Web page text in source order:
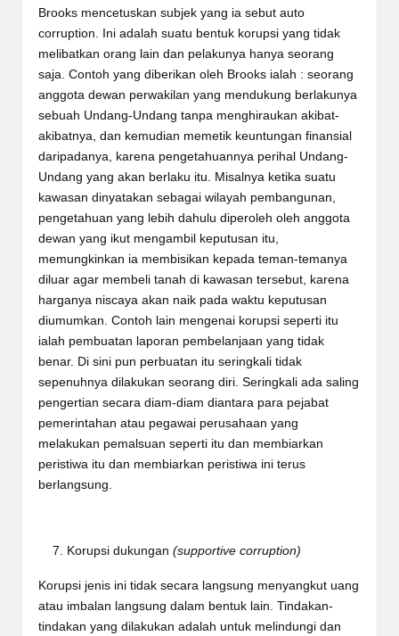
Brooks mencetuskan subjek yang ia sebut auto
corruption. Ini adalah suatu bentuk korupsi yang tidak
melibatkan orang lain dan pelakunya hanya seorang
saja. Contoh yang diberikan oleh Brooks ialah : seorang
anggota dewan perwakilan yang mendukung berlakunya
sebuah Undang-Undang tanpa menghiraukan akibat-
akibatnya, dan kemudian memetik keuntungan finansial
daripadanya, karena pengetahuannya perihal Undang-
Undang yang akan berlaku itu. Misalnya ketika suatu
kawasan dinyatakan sebagai wilayah pembangunan,
pengetahuan yang lebih dahulu diperoleh oleh anggota
dewan yang ikut mengambil keputusan itu,
memungkinkan ia membisikan kepada teman-temanya
diluar agar membeli tanah di kawasan tersebut, karena
harganya niscaya akan naik pada waktu keputusan
diumumkan. Contoh lain mengenai korupsi seperti itu
ialah pembuatan laporan pembelanjaan yang tidak
benar. Di sini pun perbuatan itu seringkali tidak
sepenuhnya dilakukan seorang diri. Seringkali ada saling
pengertian secara diam-diam diantara para pejabat
pemerintahan atau pegawai perusahaan yang
melakukan pemalsuan seperti itu dan membiarkan
peristiwa itu dan membiarkan peristiwa ini terus
berlangsung.
Korupsi dukungan (supportive corruption)
Korupsi jenis ini tidak secara langsung menyangkut uang
atau imbalan langsung dalam bentuk lain. Tindakan-
tindakan yang dilakukan adalah untuk melindungi dan